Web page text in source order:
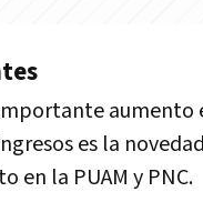
es la
en la PUAM y PNC.